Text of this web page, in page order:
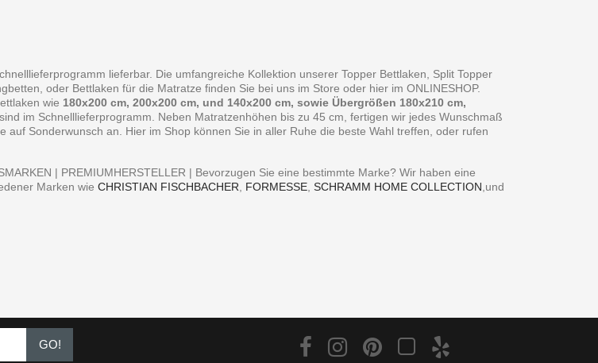
lieferbar. Die umfangreiche Kollektion unserer Topper Bettlaken, Split Topper
oder Bettlaken für die Matratze finden Sie bei uns im Store oder hier im ONLINESHOP.
wie 180x200 cm, 200x200 cm, und 140x200 cm, sowie Übergrößen 180x210 cm,
im Schnelllieferprogramm. Neben Matratzenhöhen bis zu 45 cm, fertigen wir jedes Wunschmaß
auf Sonderwunsch an. Hier im Shop können Sie in aller Ruhe die beste Wahl treffen, oder rufen
| PREMIUMHERSTELLER | Bevorzugen Sie eine bestimmte Marke? Wir haben eine
Marken wieCHRISTIAN FISCHBACHER, FORMESSE,SCHRAMM HOME COLLECTION,und
GO!